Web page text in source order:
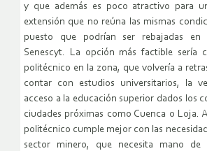
y que además es poco atractivo para
extensión que no reúna las mismas
puesto que podrían ser rebajadas en
Senescyt. La opción más factible sería
politécnico en la zona, que volvería a
contar con estudios universitarios, la
acceso a la educación superior dados los
ciudades próximas como Cuenca o Loja.
politécnico cumple mejor con las
sector minero, que necesita mano de